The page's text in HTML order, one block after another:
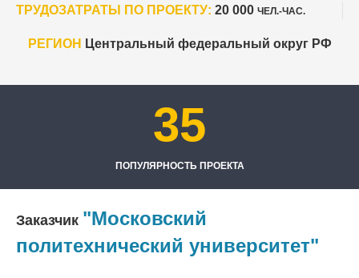
ТРУДОЗАТРАТЫ ПО ПРОЕКТУ: 20 000 ЧЕЛ.-ЧАС.
РЕГИОН Центральный федеральный округ РФ
35
ПОПУЛЯРНОСТЬ ПРОЕКТА
Заказчик "Московский
политехнический университет"